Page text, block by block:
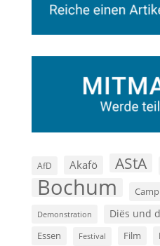
AfD Akafö AStA
Bochum
Demonstration Diës und
Essen Festival Film